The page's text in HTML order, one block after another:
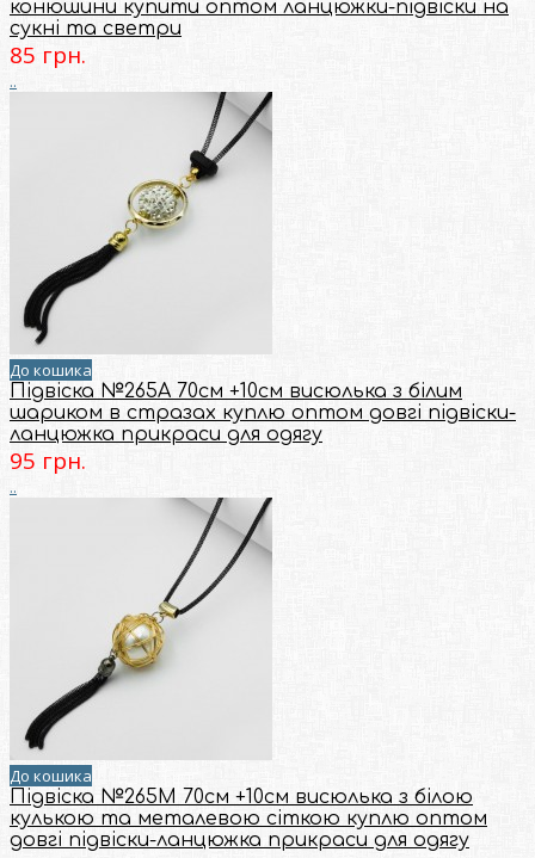
конюшини купити оптом ланцюжки-підвіски на
сукні та светри
85 грн.
..
До кошика
Підвіска №265А 70см +10см висюлька з бiлим
шариком в стразах куплю оптом довгі підвіски-
ланцюжка прикраси для одягу
95 грн.
..
До кошика
Підвіска №265М 70см +10см висюлька з білою
кулькою та металевою сiткою куплю оптом
довгі підвіски-ланцюжка прикраси для одягу